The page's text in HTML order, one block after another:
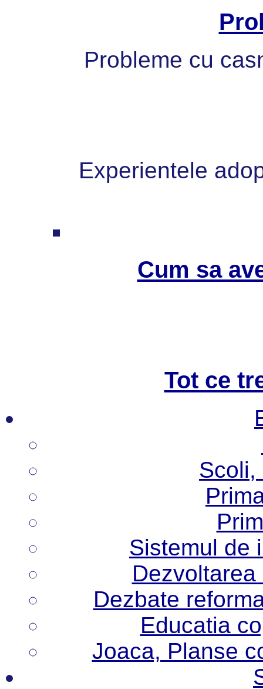
Probleme cu
Experientele
Cum sa
Tot ce
Scoli,
Sistemul de
Dezbate
Educatia
Joaca, Planse